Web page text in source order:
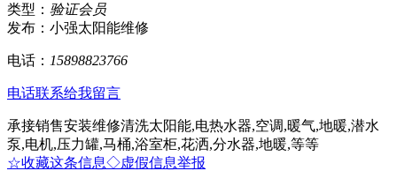
类型： 验证会员
发布：小强太阳能维修
电话： 15898823766
电话联系给我留言
承接销售安装维修清洗太阳能,电热水器,空调,暖气,地暖,潜水
泵,电机,压力罐,马桶,浴室柜,花洒,分水器,地暖,等等
☆收藏这条信息◇虚假信息举报